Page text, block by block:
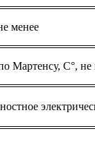
менее
Мартенсу, С°, не